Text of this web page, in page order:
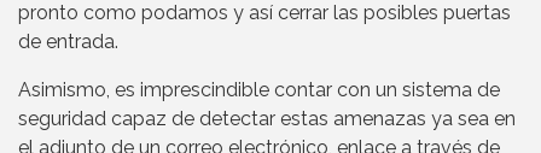
pronto como podamos y así cerrar las posibles puertas
de entrada.
Asimismo, es imprescindible contar con un sistema de
seguridad capaz de detectar estas amenazas ya sea en
el adjunto de un correo electrónico, enlace a través de